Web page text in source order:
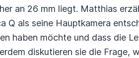
an 26 mm liegt. Matthias
Q als seine Hauptkamera
haben möchte und dass die
diskutieren sie die Frage,